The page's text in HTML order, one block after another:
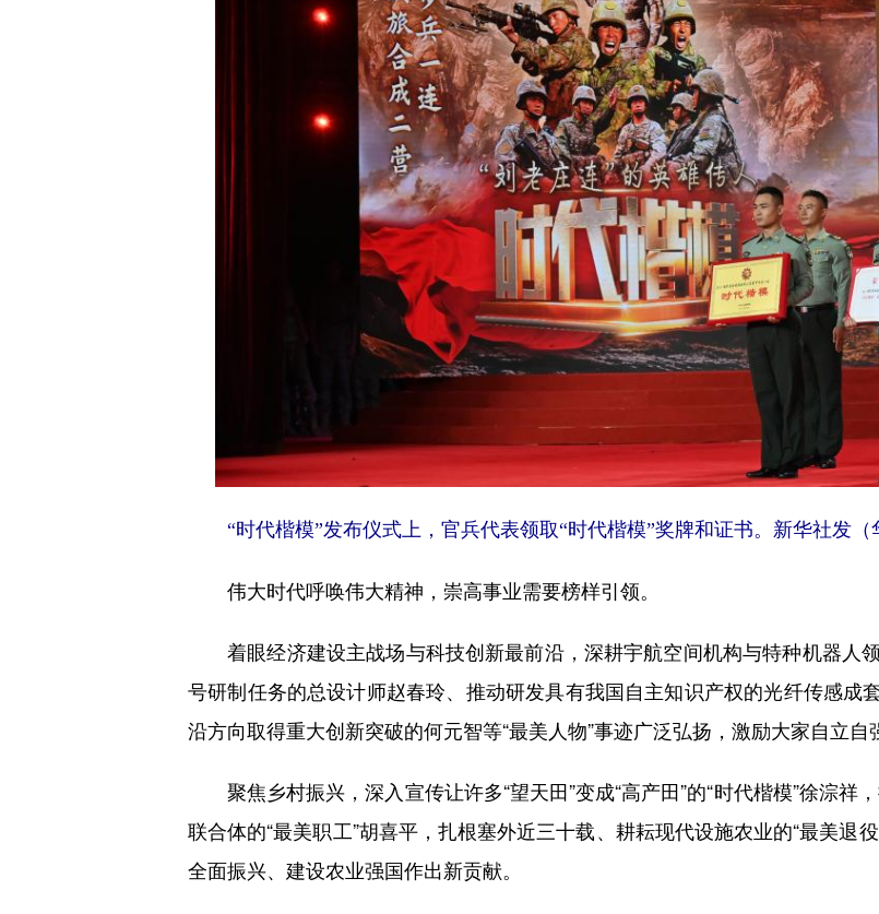
“时代楷模”发布仪式上，官兵代表领取“时代楷模”奖牌和证书。新华社发（
伟大时代呼唤伟大精神，崇高事业需要榜样引领。
着眼经济建设主战场与科技创新最前沿，深耕宇航空间机构与特种机器人
号研制任务的总设计师赵春玲、推动研发具有我国自主知识产权的光纤传感成
沿方向取得重大创新突破的何元智等“最美人物”事迹广泛弘扬，激励大家自立自
聚焦乡村振兴，深入宣传让许多“望天田”变成“高产田”的“时代楷模”徐淙祥
联合体的“最美职工”胡喜平，扎根塞外近三十载、耕耘现代设施农业的“最美退
全面振兴、建设农业强国作出新贡献。